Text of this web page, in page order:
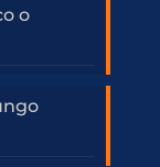
o